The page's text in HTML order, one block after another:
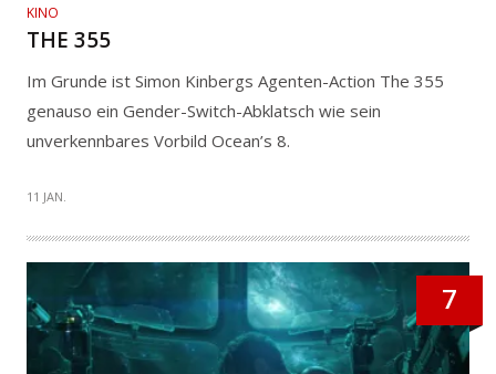
KINO
THE 355
Im Grunde ist Simon Kinbergs Agenten-Action The 355
genauso ein Gender-Switch-Abklatsch wie sein
unverkennbares Vorbild Ocean’s 8.
11 JAN.
7